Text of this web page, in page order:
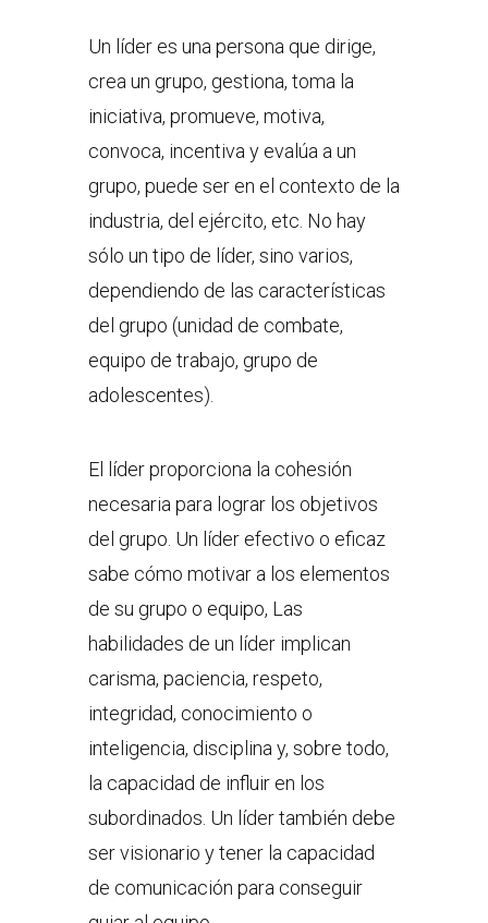
Un líder es una persona que dirige,
crea un grupo, gestiona, toma la
iniciativa, promueve, motiva,
convoca, incentiva y evalúa a un
grupo, puede ser en el contexto de la
industria, del ejército, etc. No hay
sólo un tipo de líder, sino varios,
dependiendo de las características
del grupo (unidad de combate,
equipo de trabajo, grupo de
adolescentes).
El líder proporciona la cohesión
necesaria para lograr los objetivos
del grupo. Un líder efectivo o eficaz
sabe cómo motivar a los elementos
de su grupo o equipo, Las
habilidades de un líder implican
carisma, paciencia, respeto,
integridad, conocimiento o
inteligencia, disciplina y, sobre todo,
la capacidad de influir en los
subordinados. Un líder también debe
ser visionario y tener la capacidad
de comunicación para conseguir